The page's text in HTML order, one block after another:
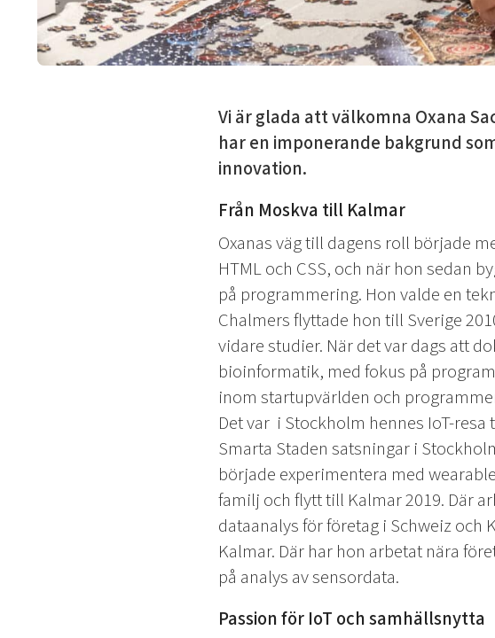
Vi är glada att välkomna Oxana
har en imponerande bakgrund
innovation.
Från Moskva till Kalmar
Oxanas väg till dagens roll började
HTML och CSS, och när hon sedan
på programmering. Hon valde en
Chalmers flyttade hon till Sverige
vidare studier. När det var dags att
bioinformatik, med fokus på
inom startupvärlden och
Det var i Stockholm hennes IoT-
Smarta Staden satsningar i
började experimentera med
familj och flytt till Kalmar 2019. Där
dataanalys för företag i Schweiz och
Kalmar. Där har hon arbetat nära
på analys av sensordata.
Passion för IoT och samhällsnytta